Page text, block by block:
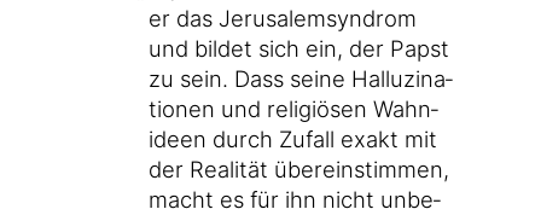
er das Jeru­sa­lem­syn­drom
und bil­det sich ein, der Papst
zu sein. Dass sei­ne Hal­lu­zi­na­
tio­nen und reli­giö­sen Wahn­
ideen durch Zufall exakt mit
der Rea­li­tät über­ein­stim­men,
macht es für ihn nicht unbe­